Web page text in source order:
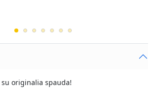
su originalia spauda!